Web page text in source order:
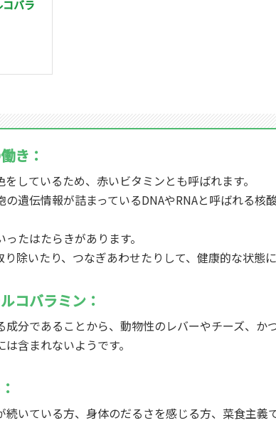
バラ
き：
しているため、赤いビタミンとも呼ばれます。
遺伝情報が詰まっているDNAやRNAと呼ばれる核
たはたらきがあります。
除いたり、つなぎあわせたりして、健康的な状態
コバラミン：
分であることから、動物性のレバーやチーズ、か
含まれないようです。
続いている方、身体のだるさを感じる方、菜食主